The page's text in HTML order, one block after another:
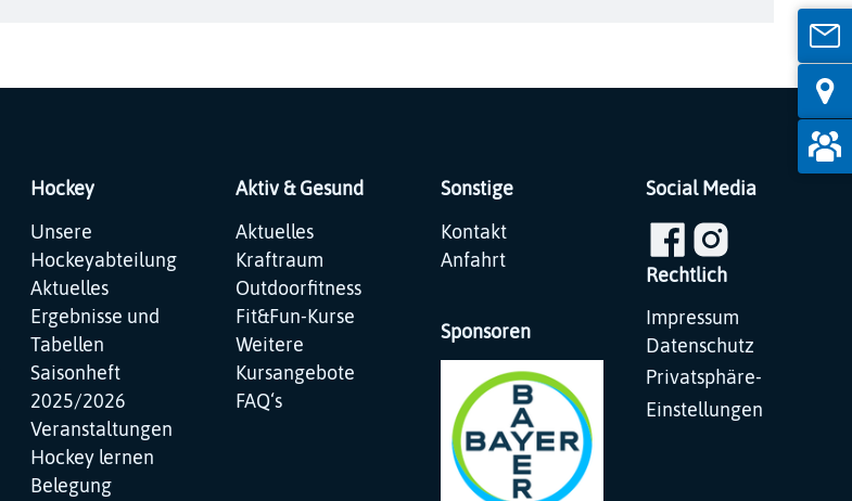
Hockey
Navigation
überspringen
Unsere
Hockeyabteilung
Aktuelles
Ergebnisse und
Tabellen
Saisonheft
2025/2026
Veranstaltungen
Hockey lernen
Belegung
Aktiv & Gesund
Navigation
überspringen
Aktuelles
Kraftraum
Outdoorfitness
Fit&Fun-Kurse
Weitere
Kursangebote
FAQ‘s
Sonstige
Navigation
überspringen
Kontakt
Anfahrt
Sponsoren
Social Media
Rechtlich
Navigation
überspringen
Impressum
Datenschutz
Privatsphäre-
Einstellungen